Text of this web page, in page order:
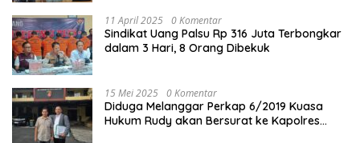
11 April 2025 0 Komentar
Sindikat Uang Palsu Rp 316 Juta Terbongkar
dalam 3 Hari, 8 Orang Dibekuk
15 Mei 2025 0 Komentar
Diduga Melanggar Perkap 6/2019 Kuasa
Hukum Rudy akan Bersurat ke Kapolres